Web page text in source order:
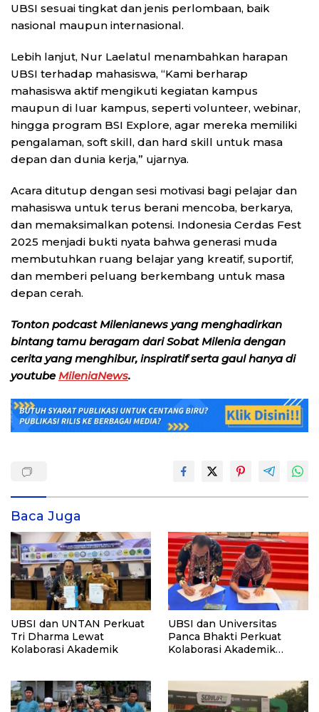
UBSI sesuai tingkat dan jenis perlombaan, baik
nasional maupun internasional.
Lebih lanjut, Nur Laelatul menambahkan harapan
UBSI terhadap mahasiswa, “Kami berharap
mahasiswa aktif mengikuti kegiatan kampus
maupun di luar kampus, seperti volunteer, webinar,
hingga program BSI Explore, agar mereka memiliki
pengalaman, soft skill, dan hard skill untuk masa
depan dan dunia kerja,” ujarnya.
Acara ditutup dengan sesi motivasi bagi pelajar dan
mahasiswa untuk terus berani mencoba, berkarya,
dan memaksimalkan potensi. Indonesia Cerdas Fest
2025 menjadi bukti nyata bahwa generasi muda
membutuhkan ruang belajar yang kreatif, suportif,
dan memberi peluang berkembang untuk masa
depan cerah.
Tonton podcast Milenianews yang menghadirkan
bintang tamu beragam dari Sobat Milenia dengan
cerita yang menghibur, inspiratif serta gaul hanya di
youtube MileniaNews.
Baca Juga
UBSI dan UNTAN Perkuat
Tri Dharma Lewat
Kolaborasi Akademik
UBSI dan Universitas
Panca Bhakti Perkuat
Kolaborasi Akademik